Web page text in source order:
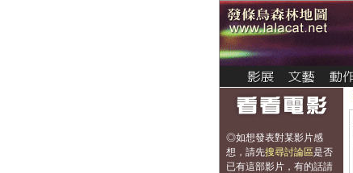
◎如想發表對某影片感
想， 請先搜尋討論區是否
已有這部影片，有的話請